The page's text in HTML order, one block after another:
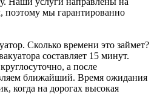
мы гарантированно
Сколько времени это займет?
составляет 15 минут.
а после
ближайший. Время ожидания
когда на дорогах высокая